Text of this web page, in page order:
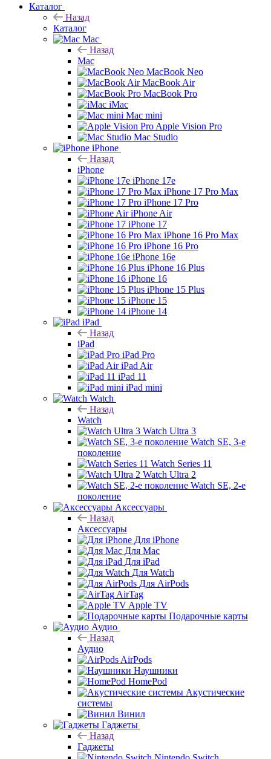
Каталог
Назад
Каталог
Mac
Назад
Mac
MacBook Neo
MacBook Air
MacBook Pro
iMac
Mac mini
Apple Vision Pro
Mac Studio
iPhone
Назад
iPhone
iPhone 17e
iPhone 17 Pro Max
iPhone 17 Pro
iPhone Air
iPhone 17
iPhone 16 Pro Max
iPhone 16 Pro
iPhone 16e
iPhone 16 Plus
iPhone 16
iPhone 15 Plus
iPhone 15
iPhone 14
iPad
Назад
iPad
iPad Pro
iPad Air
iPad 11
iPad mini
Watch
Назад
Watch
Watch Ultra 3
Watch SE, 3-е
поколение
Watch Series 11
Watch Ultra 2
Watch SE, 2-е
поколение
Аксессуары
Назад
Аксессуары
Для iPhone
Для Mac
Для iPad
Для Watch
Для AirPods
AirTag
Apple TV
Подарочные карты
Аудио
Назад
Аудио
AirPods
Наушники
HomePod
Акустические
системы
Винил
Гаджеты
Назад
Гаджеты